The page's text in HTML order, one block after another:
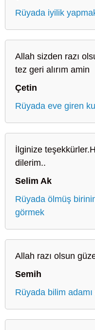
Rüyada iyilik
Allah sizden razı
tez geri alırım amin
Çetin
Rüyada eve giren
İlginize
dilerim..
Selim Ak
Rüyada ölmüş
görmek
Allah razı olsun
Semih
Rüyada bilim